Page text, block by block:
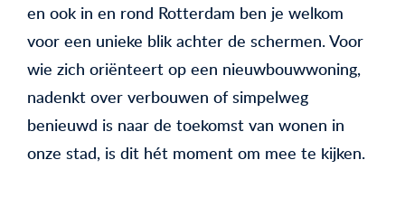
en ook in en rond Rotterdam ben je welkom
voor een unieke blik achter de schermen. Voor
wie zich oriënteert op een nieuwbouwwoning,
nadenkt over verbouwen of simpelweg
benieuwd is naar de toekomst van wonen in
onze stad, is dit hét moment om mee te kijken.